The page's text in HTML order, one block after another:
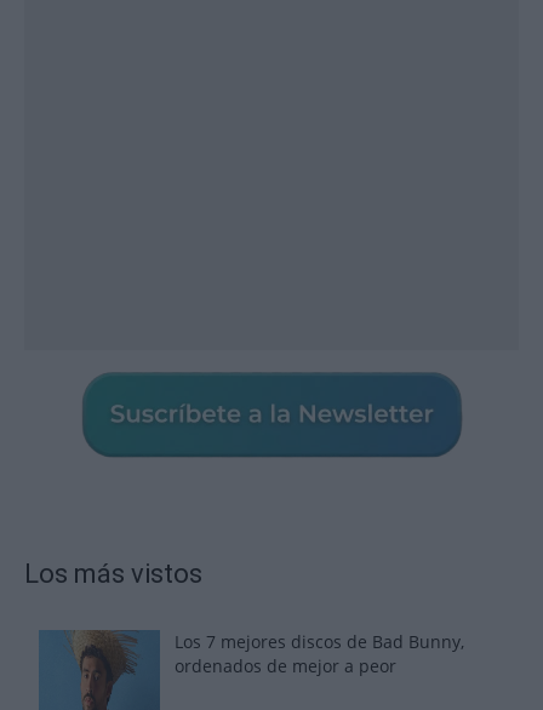
Los más vistos
Los 7 mejores discos de Bad Bunny,
ordenados de mejor a peor